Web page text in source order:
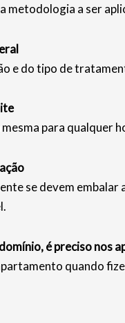
metodologia a ser
e do tipo de
para qualquer
se devem
é preciso nos
quando